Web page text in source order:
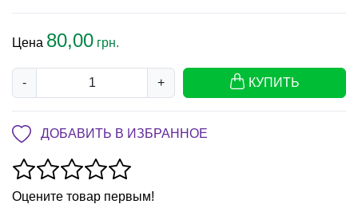
Цена 80,00 грн.
- + КУПИТЬ
ДОБАВИТЬ В ИЗБРАННОЕ
Оцените товар первым!